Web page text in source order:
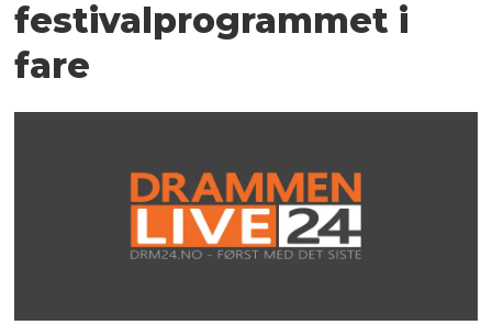
festivalprogrammet i
fare